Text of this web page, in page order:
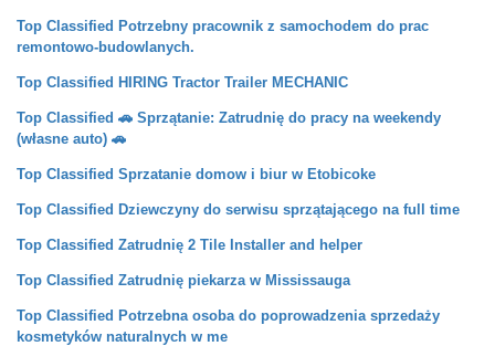
Top Classified Potrzebny pracownik z samochodem do prac
remontowo-budowlanych.
Top Classified HIRING Tractor Trailer MECHANIC
Top Classified 🚗 Sprzątanie: Zatrudnię do pracy na weekendy
(własne auto) 🚗
Top Classified Sprzatanie domow i biur w Etobicoke
Top Classified Dziewczyny do serwisu sprzątającego na full time
Top Classified Zatrudnię 2 Tile Installer and helper
Top Classified Zatrudnię piekarza w Mississauga
Top Classified Potrzebna osoba do poprowadzenia sprzedaży
kosmetyków naturalnych w me